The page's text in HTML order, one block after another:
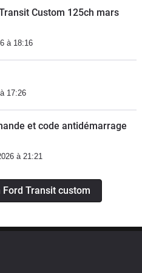
Custom 125ch mars
à 18:16
17:26
et code antidémarrage
à 21:21
Transit custom